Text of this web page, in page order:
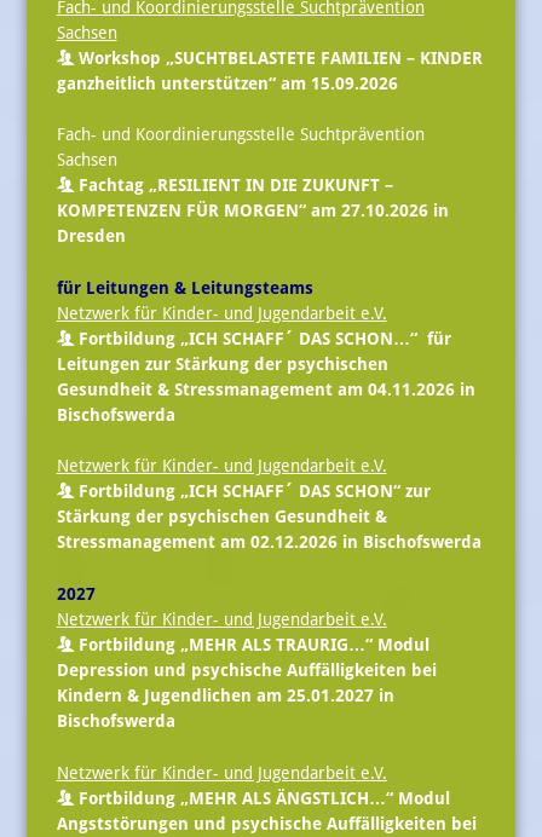
Fach- und Koordinierungsstelle Suchtprävention
Sachsen
Workshop „SUCHTBELASTETE FAMILIEN – KINDER
ganzheitlich unterstützen“ am 15.09.2026
Fach- und Koordinierungsstelle Suchtprävention
Sachsen
Fachtag „RESILIENT IN DIE ZUKUNFT –
KOMPETENZEN FÜR MORGEN“ am 27.10.2026 in
Dresden
für Leitungen & Leitungsteams
Netzwerk für Kinder- und Jugendarbeit e.V.
Fortbildung „ICH SCHAFF´ DAS SCHON…“ für
Leitungen zur Stärkung der psychischen
Gesundheit & Stressmanagement am 04.11.2026 in
Bischofswerda
Netzwerk für Kinder- und Jugendarbeit e.V.
Fortbildung „ICH SCHAFF´ DAS SCHON“ zur
Stärkung der psychischen Gesundheit &
Stressmanagement am 02.12.2026 in Bischofswerda
2027
Netzwerk für Kinder- und Jugendarbeit e.V.
Fortbildung „MEHR ALS TRAURIG…“ Modul
Depression und psychische Auffälligkeiten bei
Kindern & Jugendlichen am 25.01.2027 in
Bischofswerda
Netzwerk für Kinder- und Jugendarbeit e.V.
Fortbildung „MEHR ALS ÄNGSTLICH…“ Modul
Angststörungen und psychische Auffälligkeiten bei